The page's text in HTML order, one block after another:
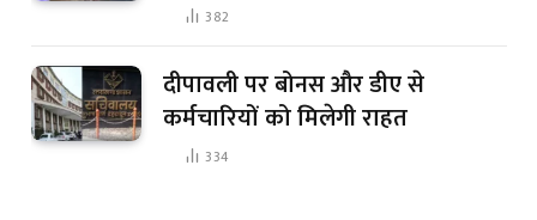
382
दीपावली पर बोनस और डीए से
कर्मचारियों को मिलेगी राहत
334